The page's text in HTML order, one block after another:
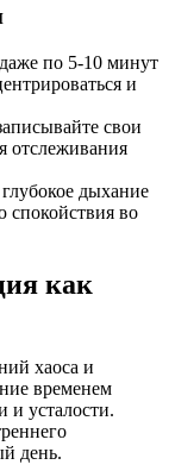
по 5-10 минут
и
свои
отслеживания
дыхание
спокойствия во
как
хаоса и
временем
усталости.
день.